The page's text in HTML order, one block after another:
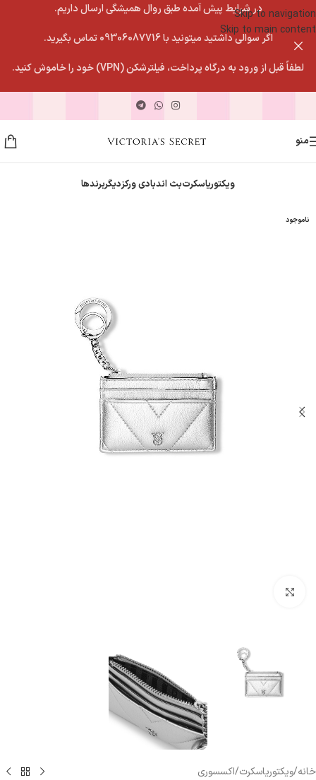
Skip to navigation
Skip to main content
در شرایط پیش آمده طبق روال همیشگی ارسال داریم.
اگر سوالی داشتید میتونید با 09306087716 تماس بگیرید.
لطفاً قبل از ورود به درگاه پرداخت، فیلترشکن (VPN) خود را خاموش کنید.
منو
ویکتوریاسکرتبث اندبادی ورکزدیگربرندها
ناموجود
خانه/ویکتوریاسکرت/اکسسوری